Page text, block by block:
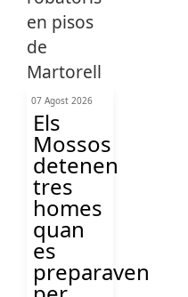
07 Agost 2026
Els
Mossos
detenen
tres
homes
quan
es
preparaven